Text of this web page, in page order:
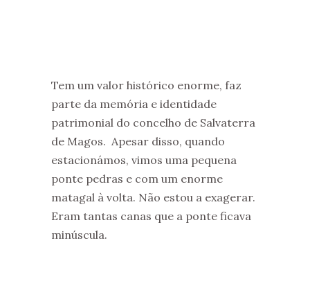
Tem um valor histórico enorme, faz
parte da memória e identidade
patrimonial do concelho de Salvaterra
de Magos. Apesar disso, quando
estacionámos, vimos uma pequena
ponte pedras e com um enorme
matagal à volta. Não estou a exagerar.
Eram tantas canas que a ponte ficava
minúscula.